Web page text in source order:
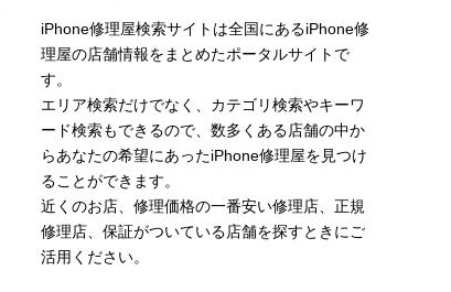
iPhone修理屋検索サイトは全国にあるiPhone修
理屋の店舗情報をまとめたポータルサイトで
す。
エリア検索だけでなく、カテゴリ検索やキーワ
ード検索もできるので、数多くある店舗の中か
らあなたの希望にあったiPhone修理屋を見つけ
ることができます。
近くのお店、修理価格の一番安い修理店、正規
修理店、保証がついている店舗を探すときにご
活用ください。